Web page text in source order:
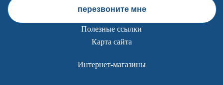
перезвоните мне
Полезные ссылки
Карта сайта
Интернет-магазины